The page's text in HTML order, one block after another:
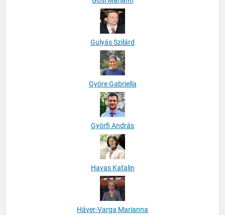
Gulyás Szilárd
Györe Gabriella
Györfi András
Havas Katalin
Háver-Varga Marianna